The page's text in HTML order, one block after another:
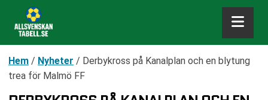
Hem / Nyheter / Derbykross på Kanalplan och en blytung
trea för Malmö FF